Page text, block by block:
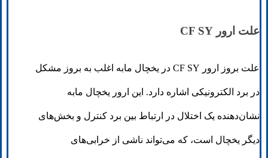
علت ارور CF SY
علت بروز ارور CF SY در یخچال مابه اغلب به بروز مشکل
در برد الکترونیکی اشاره دارد. این ارور یخچال مابه
نشان‌دهنده یک اختلال در ارتباط بین برد کنترل و بخش‌های
دیگر یخچال است، که می‌تواند ناشی از خرابی‌های